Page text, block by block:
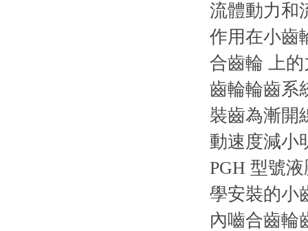
流體動力和
作用在小齒
合齒輪 上
齒輪輪齒系
裝齒為漸開
動速度減小
PGH 型號
學安裝的小
內嚙合齒輪